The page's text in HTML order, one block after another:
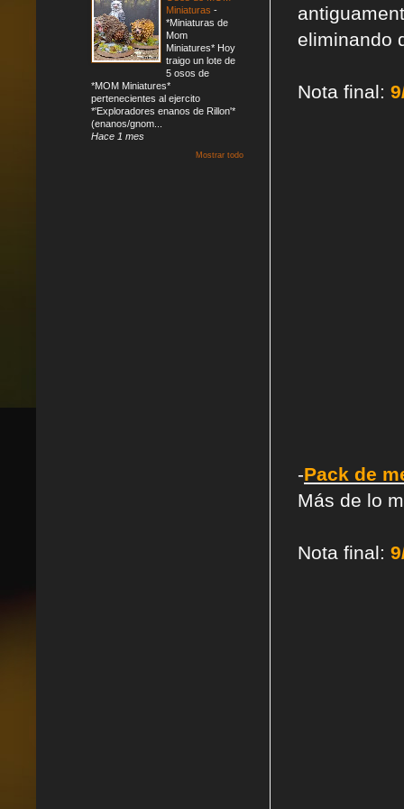
eliminando
Nota final:
-Pack de
Más de lo
Nota final:
Miniaturas -
*Miniaturas de
Mom
Miniatures* Hoy
traigo un lote de
5 osos de
*MOM Miniatures*
pertenecientes al ejercito
*'Exploradores enanos de Rillon'*
(enanos/gnom...
Hace 1 mes
Mostrar todo